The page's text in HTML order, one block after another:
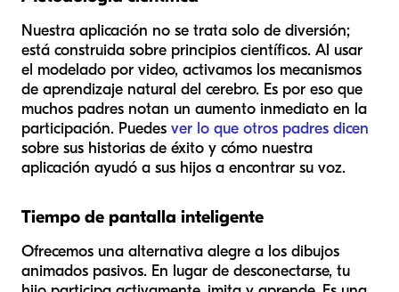
Nuestra aplicación no se trata solo de diversión;
está construida sobre principios científicos. Al usar
el modelado por video, activamos los mecanismos
de aprendizaje natural del cerebro. Es por eso que
muchos padres notan un aumento inmediato en la
participación. Puedes ver lo que otros padres dicen
sobre sus historias de éxito y cómo nuestra
aplicación ayudó a sus hijos a encontrar su voz.
Tiempo de pantalla inteligente
Ofrecemos una alternativa alegre a los dibujos
animados pasivos. En lugar de desconectarse, tu